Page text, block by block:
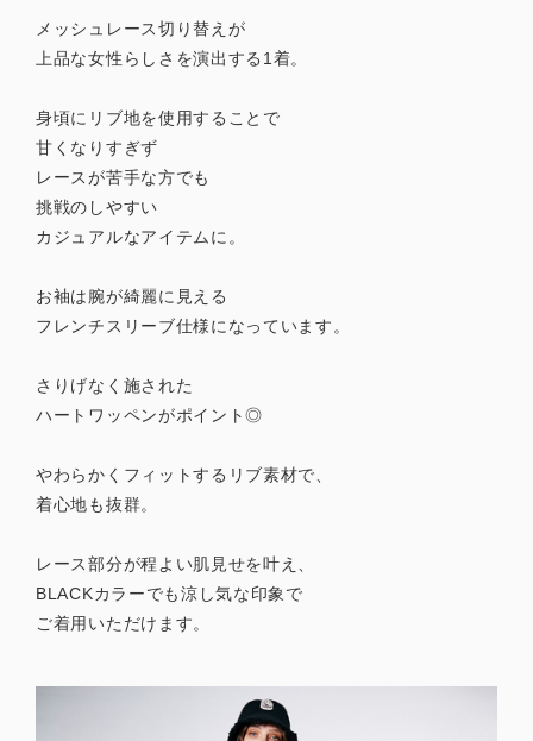
メッシュレース切り替えが
上品な女性らしさを演出する1着。
身頃にリブ地を使用することで
甘くなりすぎず
レースが苦手な方でも
挑戦のしやすい
カジュアルなアイテムに。
お袖は腕が綺麗に見える
フレンチスリーブ仕様になっています。
さりげなく施された
ハートワッペンがポイント◎
やわらかくフィットするリブ素材で、
着心地も抜群。
レース部分が程よい肌見せを叶え、
BLACKカラーでも涼し気な印象で
ご着用いただけます。